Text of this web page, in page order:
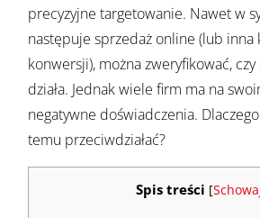
precyzyjne targetowanie. Nawet w
następuje sprzedaż online (lub inna
konwersji), można zweryfikować,
działa. Jednak wiele firm ma na
negatywne doświadczenia.
temu przeciwdziałać?
Spis treści [